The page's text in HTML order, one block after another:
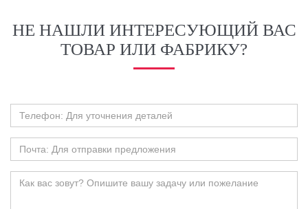
НЕ НАШЛИ ИНТЕРЕСУЮЩИЙ ВАС
ТОВАР ИЛИ ФАБРИКУ?